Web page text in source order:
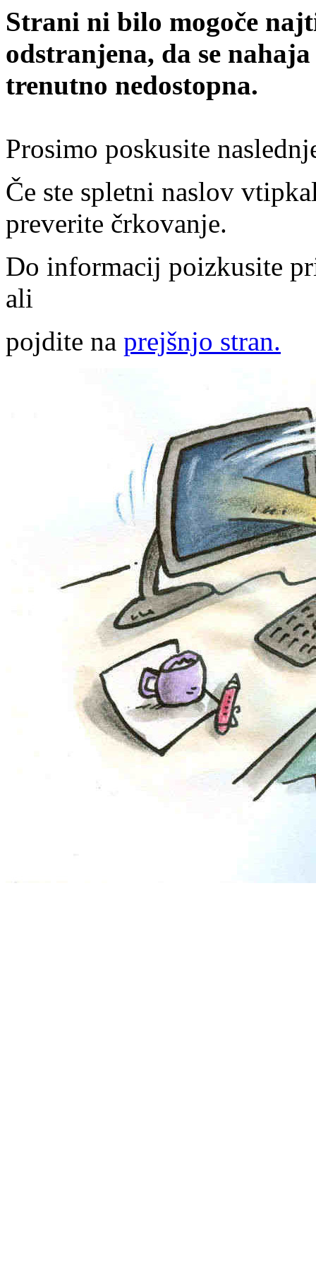
Strani ni bilo mogoče
odstranjena, da se
trenutno nedostopna.
Prosimo poskusite
Če ste spletni naslov
preverite črkovanje.
Do informacij poizkusite
ali
pojdite na prejšnjo stran.